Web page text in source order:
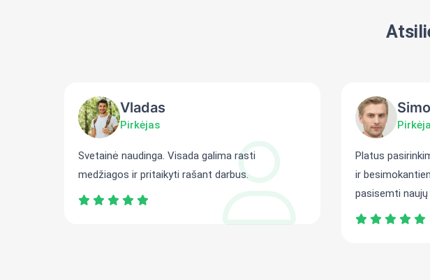
Vladas
Pirkėjas
Svetainė naudinga. Visada galima rasti
medžiagos ir pritaikyti rašant darbus.
Platus
ir
pasisemti naujų